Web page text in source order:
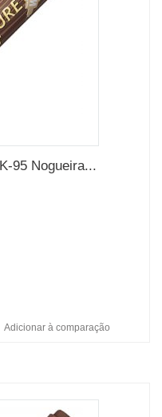
95 Nogueira...
Adicionar à comparação